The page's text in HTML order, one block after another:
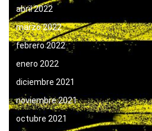
abril 2022
marzo 2022
febrero 2022
enero 2022
diciembre 2021
noviembre 2021
octubre 2021